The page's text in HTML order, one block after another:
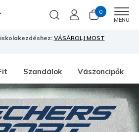
0
MENU
VÁSÁROLJ MOST
Szandálok Vászoncipők